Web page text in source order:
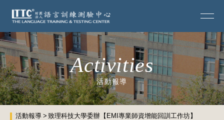
Activities
活動報導
活動報導 致理科技大學委辦【EMI專業師資增能回訓⼯作坊】